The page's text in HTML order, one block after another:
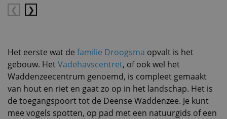
Het eerste wat de familie Droogsma opvalt is het
gebouw. HetVadehavscentret, of ook wel het
Waddenzeecentrum genoemd, is compleet gemaakt
van hout en riet en gaat zo op in het landschap. Het is
de toegangspoort tot de Deense Waddenzee. Je kunt
mee vogels spotten, op pad met een natuurgids of een